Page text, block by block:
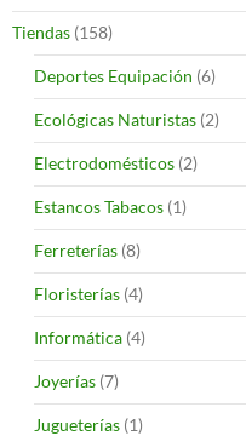
Tiendas (158)
Deportes Equipación (6)
Ecológicas Naturistas (2)
Electrodomésticos (2)
Estancos Tabacos (1)
Ferreterías (8)
Floristerías (4)
Informática (4)
Joyerías (7)
Jugueterías (1)